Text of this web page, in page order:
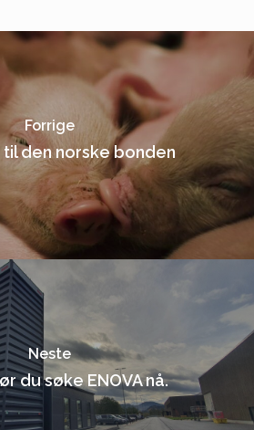
Forrige
til den norske bonden
Neste
du søke ENOVA nå.